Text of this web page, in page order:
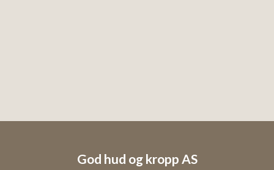
God hud og kropp AS